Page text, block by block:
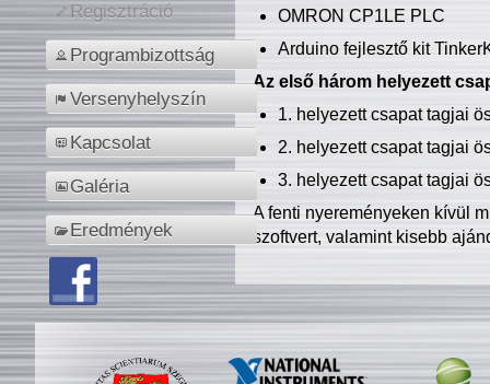
Regisztráció
Programbizottság
Versenyhelyszín
Kapcsolat
Galéria
Eredmények
OMRON CP1LE PLC
Arduino fejlesztő kit
Az első három helyezett
1. helyezett csapat tagjai
2. helyezett csapat tagjai
3. helyezett csapat tagjai
A fenti nyereményeken kívül
szoftvert, valamint kisebb